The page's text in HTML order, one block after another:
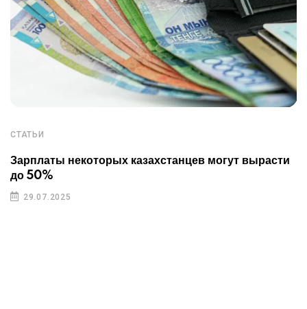
СТАТЬИ
Зарплаты некоторых казахстанцев могут вырасти
до 50%
29.07.2025